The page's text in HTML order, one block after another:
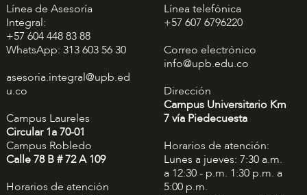
Línea de Asesoría
Integral:
+57 604 448 83 88
WhatsApp: 313 603 56 30
asesoria.integral@upb.ed
u.co
Campus Laureles
Circular 1a 70-01
Campus Robledo
Calle 78 B # 72 A 109
Horarios de atención
Línea telefónica
+57 607 6796220
Correo electrónico
info@upb.edu.co
Dirección
Campus Universitario Km
7 vía Piedecuesta
Horarios de atención:
Lunes a jueves: 7:30 a.m.
a 12:30 - p.m. 1:30 p.m. a
5:00 p.m.